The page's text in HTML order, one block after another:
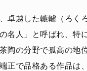
卓越した轆轤（ろく
名人」と呼ばれ、特
陶の分野で孤高の地
正で品格ある作品は